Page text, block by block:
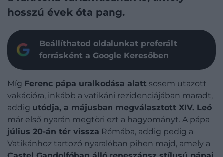
hosszú évek óta pang.
Beállíthatod oldalunkat preferált
forrásként a Google Keresőben
Míg Ferenc pápa uralkodása alatt sosem utazott
vakációra, inkább a vatikáni rezidenciájában maradt,
addig utódja, a májusban megválasztott XIV. Leó
már első nyarán megtöri ezt a hagyományt. A pápa
július 20-án tér vissza Rómába, addig pedig a
Vatikánhoz tartozó nyaralóban pihen majd, amely a
Castel Gandolfóban álló reneszánsz stílusú pápai